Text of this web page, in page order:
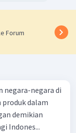
Forum
negara-negara di
dalam
demikian
Indones...